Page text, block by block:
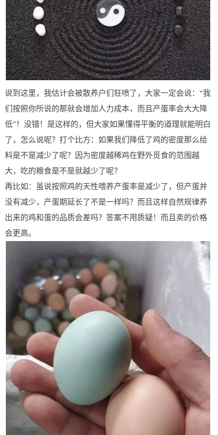
说到这里，我估计会被散养户们狂喷了，大家一定会说：“我
们按照你所说的那就会增加人力成本，而且产蛋率会大大降
低”！没错！是这样的，但大家如果懂得平衡的道理就能明白
了，怎么说呢？打个比方：如果我们降低了鸡的密度那么给
料是不是减少了呢？因为密度越稀鸡在野外觅食的范围越
大，吃的粮食是不是就越少了呢？
再比如：虽说按照鸡的天性喂养产蛋率是减少了，但产蛋并
没有减少，产蛋期延长了不是一样吗？而且这样自然规律养
出来的鸡和蛋的品质会差吗？答案不用质疑！而且卖的价格
会更高。